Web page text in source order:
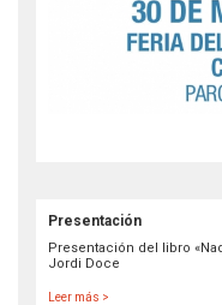
Presentación
Presentación del libro
Jordi Doce
Leer más >